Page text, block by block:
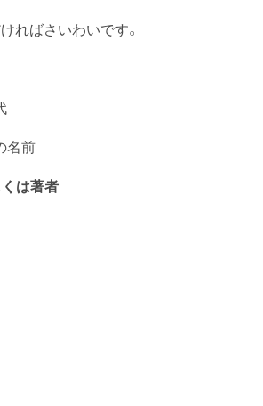
ればさいわいです。
名前
は著者